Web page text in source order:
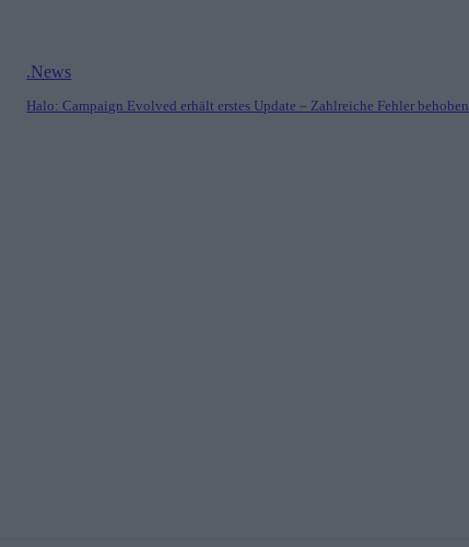
.News
Halo: Campaign Evolved erhält erstes Update – Zahlreiche Fehler behoben